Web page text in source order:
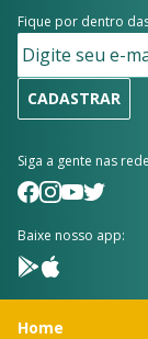
Fique por dentro
CADASTRAR
Siga a gente nas
Baixe nosso app:
Home